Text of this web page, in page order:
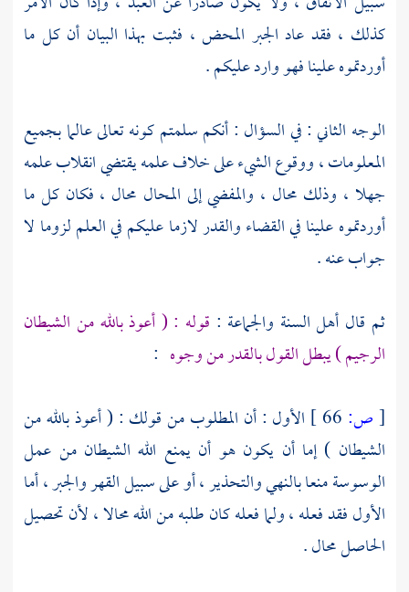
كذلك ، فقد عاد الجبر المحض ، فثبت بهذا البيان أن كل ما
أوردتموه علينا فهو وارد عليكم .
الوجه الثاني : في السؤال : أنكم سلمتم كونه تعالى عالما بجميع
المعلومات ، ووقوع الشيء على خلاف علمه يقتضي انقلاب علمه
جهلا ، وذلك محال ، والمفضي إلى المحال محال ، فكان كل ما
أوردتموه علينا في القضاء والقدر لازما عليكم في العلم لزوما لا
جواب عنه .
ثم قال أهل السنة والجماعة : قوله : ( أعوذ بالله من الشيطان
الرجيم ) يبطل القول بالقدر من وجوه :
[ص:
الأول : أن المطلوب من قولك : ( أعوذ بالله من
الشيطان ) إما أن يكون هو أن يمنع الله الشيطان من عمل
الوسوسة منعا بالنهي والتحذير ، أو على سبيل القهر والجبر ، أما
الأول فقد فعله ، ولما فعله كان طلبه من الله محالا ، لأن تحصيل
الحاصل محال .